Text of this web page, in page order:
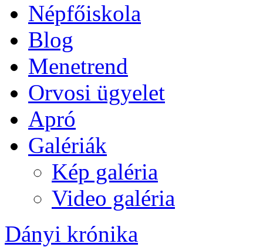
Népfőiskola
Blog
Menetrend
Orvosi ügyelet
Apró
Galériák
Kép galéria
Video galéria
Dányi krónika